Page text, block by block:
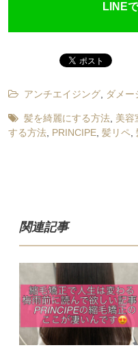
LINE
アンチエイジング ダメー
髪を綺麗にする方法 美容
する方法 PRINCIPE 髪リペ
関連記事